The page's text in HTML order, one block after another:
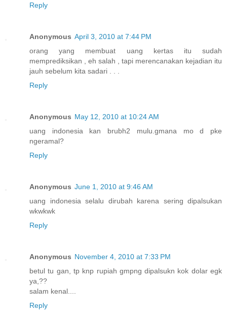
Reply
Anonymous April 3, 2010 at 7:44 PM
orang yang membuat uang kertas itu sudah
memprediksikan , eh salah , tapi merencanakan kejadian itu
jauh sebelum kita sadari . . .
Reply
Anonymous May 12, 2010 at 10:24 AM
uang indonesia kan brubh2 mulu.gmana mo d pke
ngeramal?
Reply
Anonymous June 1, 2010 at 9:46 AM
uang indonesia selalu dirubah karena sering dipalsukan
wkwkwk
Reply
Anonymous November 4, 2010 at 7:33 PM
betul tu gan, tp knp rupiah gmpng dipalsukn kok dolar egk
ya,??
salam kenal....
Reply